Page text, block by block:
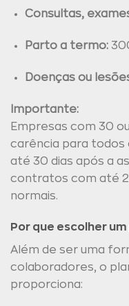
Consultas,
Parto a termo:
Doenças ou
Importante:
Empresas com 30
carência para todos
até 30 dias após a
contratos com até
normais.
Por que escolher
Além de ser uma
colaboradores, o
proporciona: